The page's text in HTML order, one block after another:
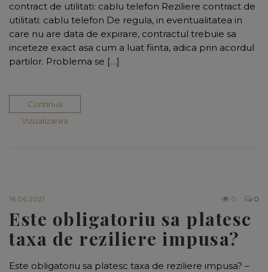
contract de utilitati: cablu telefon Reziliere contract de
utilitati: cablu telefon De regula, in eventualitatea in
care nu are data de expirare, contractul trebuie sa
inceteze exact asa cum a luat fiinta, adica prin acordul
partilor. Problema se […]
Continua
Vizualizarea
16.06.2021 0
0
Este obligatoriu sa platesc
taxa de reziliere impusa?
Este obligatoriu sa platesc taxa de reziliere impusa? –